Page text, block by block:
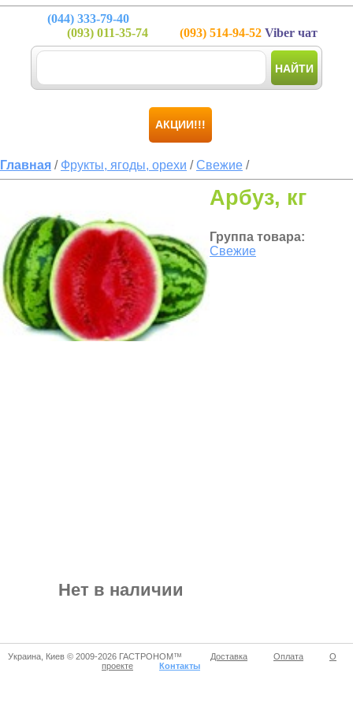
(044) 333-79-40
(093) 011-35-74 (093) 514-94-52 Viber чат
НАЙТИ
АКЦИИ!!!
Главная / Фрукты, ягоды, орехи /Свежие /
Арбуз, кг
Группа товара:
Свежие
Нет в наличии
Украина, Киев © 2009-2026 ГАСТРОНОМ™ Доставка Оплата
О
проекте
Контакты